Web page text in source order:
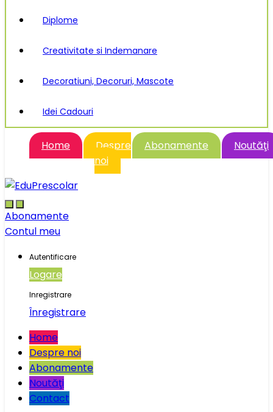
Diplome
Creativitate si Indemanare
Decoratiuni, Decoruri, Mascote
Idei Cadouri
Home
Despre
noi
Abonamente Noutăţi
Abonamente
Contul meu
Autentificare
Logare
Inregistrare
Înregistrare
Home
Despre noi
Abonamente
Noutăţi
Contact